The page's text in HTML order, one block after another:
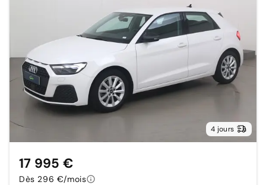
4 jours
17 995 €
Dès 296 €/mois